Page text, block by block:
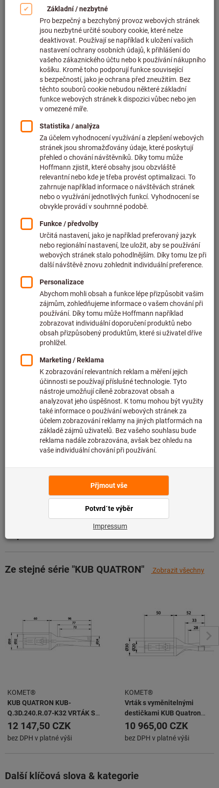
Kliknutím zvětšíte obrázek
Cena za 1 ks
bez DPH v platné výšiplus náklady na dopravu
Individuální ceny pro firemní zákazníky po
Předpokládaná doba dodání: 2–3 týdny
Upozorňujeme na prodlouženou dodací lhůtu a
omezené poradenství:
Tuto položku pro vás objednáváme přímo u výrobce,
protože není součástí našeho hlavního sortimentu, a
proto ji nemáme skladem.Informace
Přidat do seznamu přání Sdílet artikl
Údaje o výrobku
Popis
Ze stejné série "KUB QUATRON" Zobrazit všechny
KOMET®
KUB QUATRON KUB-
Q.3D.240.R.07-K32 VRTÁK S
VYMĚNITELNÝMI
BŘITOVÝMI DESTIČKAMI
12 147,50 CZK
bez DPH v platné výši
KOMET®
Vrták s vyměnitelnými
destičkami KUB Quatron
KUB-Q.2D.140.R.05-K20
10 965,00 CZK
bez DPH v platné výši
Další klíčová slova & kategorie